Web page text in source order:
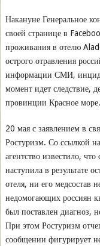
Накануне Генеральное
своей странице в
проживания в отелю
острого отравления
информации СМИ,
момент идет следствие,
провинции Красное море.
20 мая с заявлением в
Ростуризм. Со ссылкой
агентство известило,
наступила в результате
отеля, ни его медсостав
недомогающих россиян
был поставлен диагноз,
При этом Ростуризм
сообщении фигурирует